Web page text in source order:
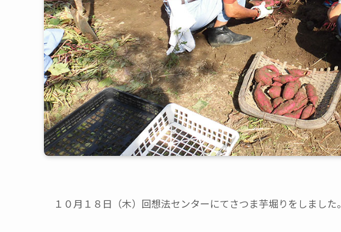
１０月１８日（木）回想法センターにてさつま芋堀りをしました。